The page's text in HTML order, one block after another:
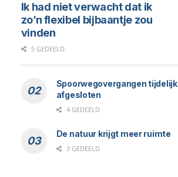
Ik had niet verwacht dat ik
zo’n flexibel bijbaantje zou
vinden
5 GEDEELD
Spoorwegovergangen tijdelijk
afgesloten
4 GEDEELD
De natuur krijgt meer ruimte
3 GEDEELD